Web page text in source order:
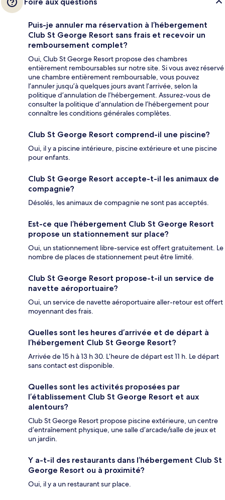
Puis-je annuler ma réservation à l’hébergement
Club St George Resort sans frais et recevoir un
remboursement complet?
Oui, Club St George Resort propose des chambres
entièrement remboursables sur notre site. Si vous avez réservé
une chambre entièrement remboursable, vous pouvez
l’annuler jusqu’à quelques jours avant l’arrivée, selon la
politique d’annulation de l’hébergement. Assurez-vous de
consulter la politique d’annulation de l’hébergement pour
connaître les conditions générales complètes.
Club St George Resort comprend-il une piscine?
Oui, il y a piscine intérieure, piscine extérieure et une piscine
pour enfants.
Club St George Resort accepte-t-il les animaux de
compagnie?
Désolés, les animaux de compagnie ne sont pas acceptés.
Est-ce que l’hébergement Club St George Resort
propose un stationnement sur place?
Oui, un stationnement libre-service est offert gratuitement. Le
nombre de places de stationnement peut être limité.
Club St George Resort propose-t-il un service de
navette aéroportuaire?
Oui, un service de navette aéroportuaire aller-retour est offert
moyennant des frais.
Quelles sont les heures d’arrivée et de départ à
l’hébergement Club St George Resort?
Arrivée de 15 h à 13 h 30. L’heure de départ est 11 h. Le départ
sans contact est disponible.
Quelles sont les activités proposées par
l’établissement Club St George Resort et aux
alentours?
Club St George Resort propose piscine extérieure, un centre
d’entraînement physique, une salle d’arcade/salle de jeux et
un jardin.
Y a-t-il des restaurants dans l’hébergement Club St
George Resort ou à proximité?
Oui, il y a un restaurant sur place.